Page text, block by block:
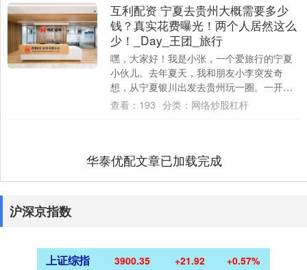
互利配资 宁夏去贵州大概需要多少
钱？真实花费曝光！两个人居然这么
少！_Day_王团_旅行
嘿，大家好！我是小张，一个爱旅行的宁夏
小伙儿。去年夏天，我和朋友小李突发奇
想，从宁夏银川出发去贵州玩一圈。一开
始，我俩还以为这趟旅行得花大几千呢，毕
查看： 193 分类： 网络炒股杠杆
华泰优配文章已加载完成
沪深京指数
上证综指 3900.35 +21.92 +0.57%